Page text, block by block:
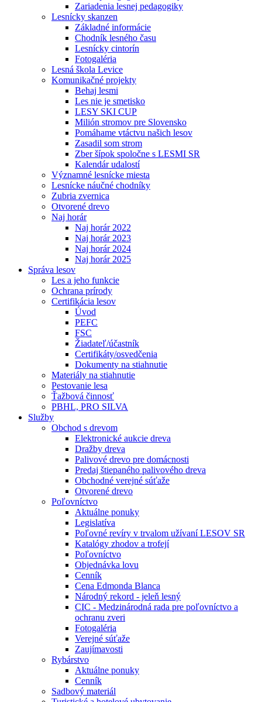
Zariadenia lesnej pedagogiky
Lesnícky skanzen
Základné informácie
Chodník lesného času
Lesnícky cintorín
Fotogaléria
Lesná škola Levice
Komunikačné projekty
Behaj lesmi
Les nie je smetisko
LESY SKI CUP
Milión stromov pre Slovensko
Pomáhame vtáctvu našich lesov
Zasadil som strom
Zber šípok spoločne s LESMI SR
Kalendár udalostí
Významné lesnícke miesta
Lesnícke náučné chodníky
Zubria zvernica
Otvorené drevo
Naj horár
Naj horár 2022
Naj horár 2023
Naj horár 2024
Naj horár 2025
Správa lesov
Les a jeho funkcie
Ochrana prírody
Certifikácia lesov
Úvod
PEFC
FSC
Žiadateľ/účastník
Certifikáty/osvedčenia
Dokumenty na stiahnutie
Materiály na stiahnutie
Pestovanie lesa
Ťažbová činnosť
PBHL, PRO SILVA
Služby
Obchod s drevom
Elektronické aukcie dreva
Dražby dreva
Palivové drevo pre domácnosti
Predaj štiepaného palivového dreva
Obchodné verejné súťaže
Otvorené drevo
Poľovníctvo
Aktuálne ponuky
Legislatíva
Poľovné revíry v trvalom užívaní LESOV SR
Katalógy zhodov a trofejí
Poľovníctvo
Objednávka lovu
Cenník
Cena Edmonda Blanca
Národný rekord - jeleň lesný
CIC - Medzinárodná rada pre poľovníctvo a
ochranu zveri
Fotogaléria
Verejné súťaže
Zaujímavosti
Rybárstvo
Aktuálne ponuky
Cenník
Sadbový materiál